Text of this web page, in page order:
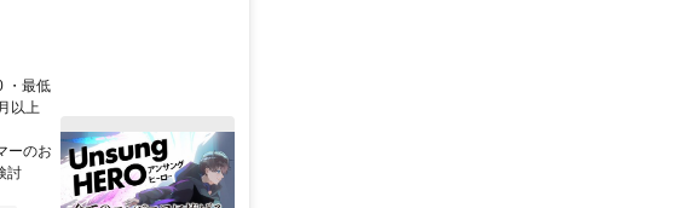
・最低
以上
ーのお
討